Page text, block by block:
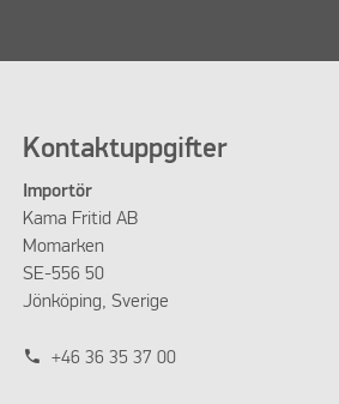
Kontaktuppgifter
Importör
Kama Fritid AB
Momarken
SE-556 50
Jönköping, Sverige
phone +46 36 35 37 00